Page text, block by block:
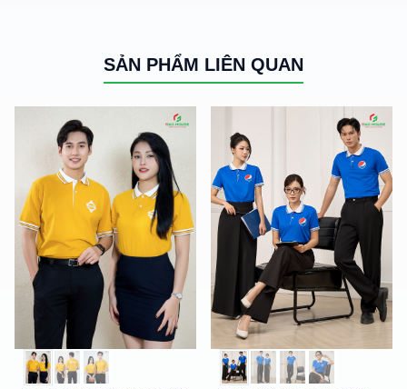
SẢN PHẨM LIÊN QUAN